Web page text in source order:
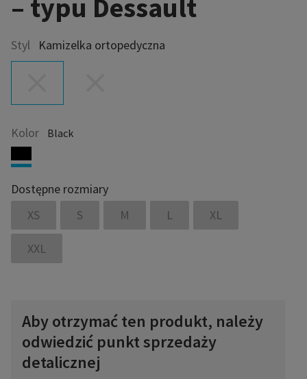
– typu Dessault
Styl Kamizelka ortopedyczna
Kolor Black
Dostępne rozmiary
XS
S M L XL
XXL
Aby otrzymać ten produkt, należy
odwiedzić punkt sprzedaży
detalicznej